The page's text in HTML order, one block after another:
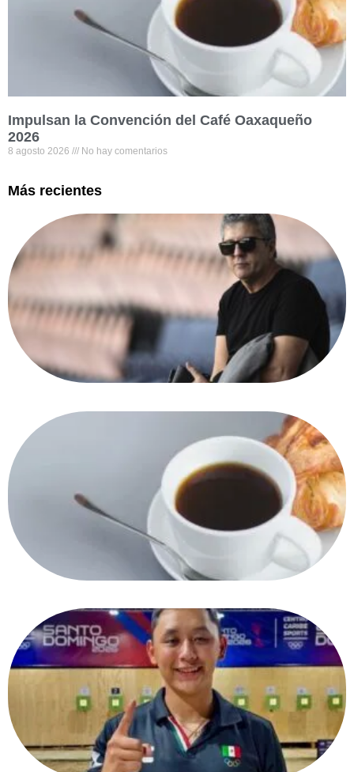
Impulsan la Convención del Café Oaxaqueño
2026
8 agosto 2026 No hay comentarios
Más recientes